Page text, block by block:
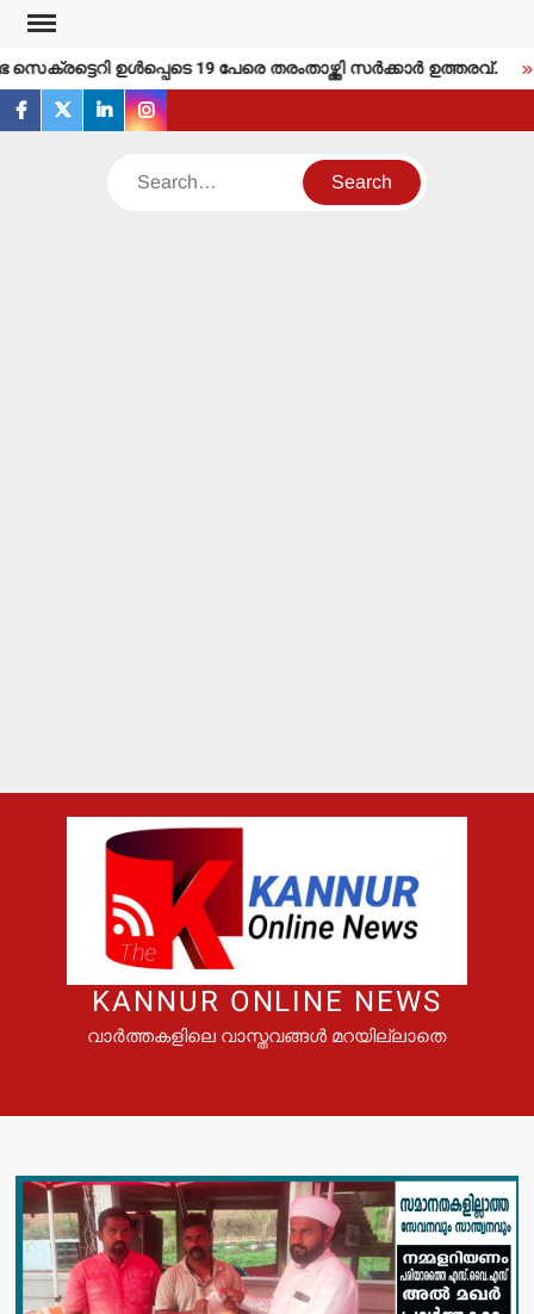
Skip
content
ഉള്‍പ്പെടെ 19 പേരെ തരംതാഴ്ത്തി സര്‍ക്കാര്‍ ഉത്തരവ്.
facebook
twitterlinkedininstagram
Search
KANNUR ONLINE NEWS
വാർത്തകളിലെ വാസ്തവങ്ങൾ മറയില്ലാതെ